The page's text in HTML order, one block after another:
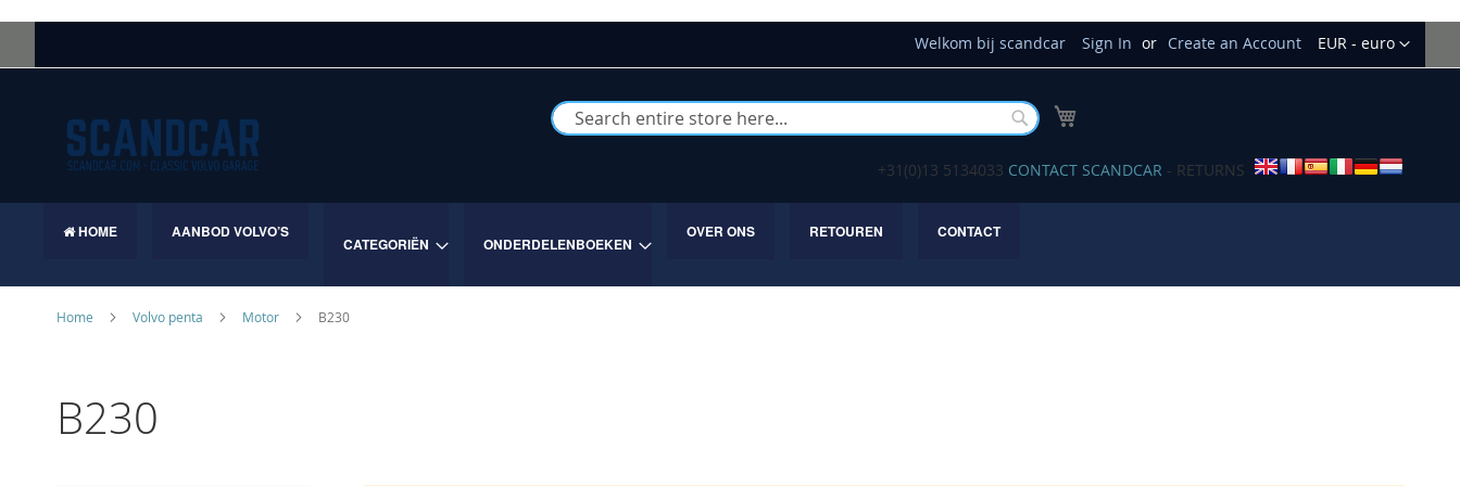
Currency
EUR - euro
Welkom bij scandcar Sign In Create an Account
to
Buscar
+31(0)13 5134033 CONTACT SCANDCAR - RETURNS
HOME AANBOD VOLVO’S
CATEGORIËN ONDERDELENBOEKEN
OVER ONS RETOUREN CONTACT
Home Volvo penta Motor B230
B230